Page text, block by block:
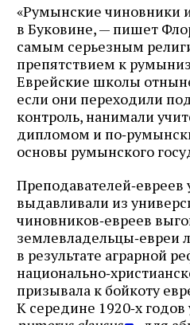
«Румынские чиновники
в Буковине, — пишет
самым серьезным
препятствием к
Еврейские школы
если они переходили
контроль, нанимали
дипломом и
основы румынского
Преподавателей‑евреев
выдавливали из
чиновников‑евреев
землевладельцы‑евреи
в результате аграрной
призывала к бойкоту
К середине 1920‑х